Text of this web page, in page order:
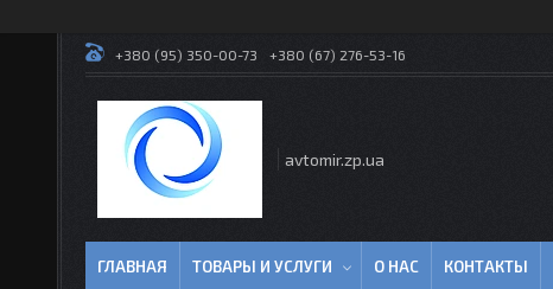
+380 (95) 350-00-73 +380 (67) 276-53-16
avtomir.zp.ua
ГЛАВНАЯ ТОВАРЫ И УСЛУГИ О НАС КОНТАКТЫ